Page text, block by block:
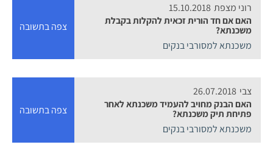
רוני מצפת 15.10.2018
האם אם חד הורית זכאית להקלות בקבלת
משכנתא?
משכנתא למסורבי בנקים
צפה בתשובה
צבי 26.07.2018
האם הבנק מחויב להעמיד משכנתא לאחר
פתיחת תיק משכנתא?
משכנתא למסורבי בנקים
צפה בתשובה